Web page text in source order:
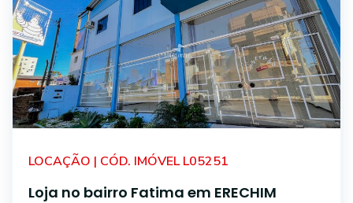
LOCAÇÃO | CÓD. IMÓVEL L05251
Loja no bairro Fatima em ERECHIM